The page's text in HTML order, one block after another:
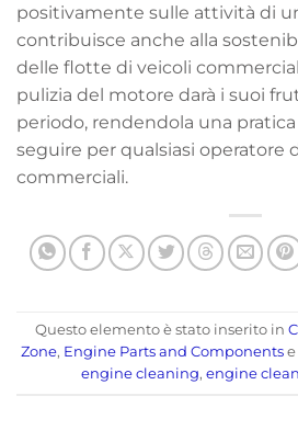
positivamente sulle attività di
contribuisce anche alla
delle flotte di veicoli
pulizia del motore darà i suoi
periodo, rendendola una
seguire per qualsiasi operatore
commerciali.
Questo elemento è stato inserito in
Zone, Engine Parts and Componentse
engine cleaning, engine